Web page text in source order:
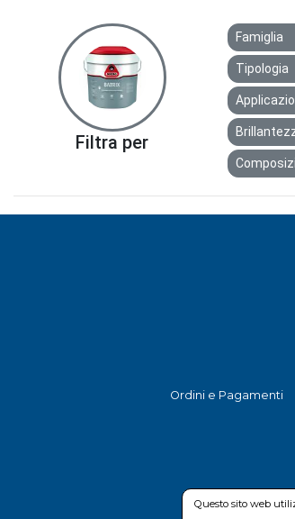
Filtra per
Famiglia
Tipologia
Ordini e Pagamenti
Questo sito web